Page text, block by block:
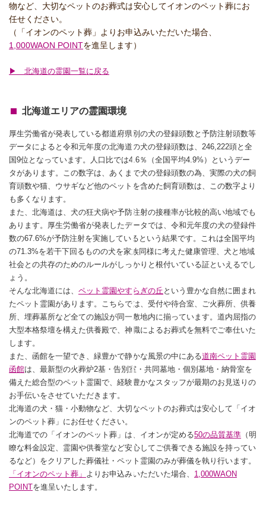
物など、大切なペットのお葬式は安心してイオンのペット葬にお
任せください。
（「イオンのペット葬」よりお申込みいただいた場合、
1,000WAON POINTを進呈します）
▶ 北海道の霊園一覧に戻る
北海道エリアの霊園環境
厚生労働省が発表している都道府県別の犬の登録頭数と予防注射頭数等
データによると令和元年度の北海道の犬の登録頭数は、246,222頭と全
国9位となっています。人口比では4.6％（全国平均4.9%）というデー
タがあります。この数字は、あくまで犬の登録頭数の為、実際の犬の飼
育頭数や猫、ウサギなど他のペットを含めた飼育頭数は、この数字より
も多くなります。
また、北海道は、犬の狂犬病や予防注射の接種率が比較的高い地域でも
あります。厚生労働省が発表したデータでは、令和元年度の犬の登録件
数の67.6%が予防注射を実施しているという結果です。これは全国平均
の71.3%を若干下回るものの犬を家族同様に考えた健康管理、犬と地域
社会との共存のためのルールがしっかりと根付いている証といえるでし
ょう。
そんな北海道には、 ペット霊園やすらぎの丘 という豊かな自然に囲まれ
たペット霊園があります。こちらでは、受付や待合室、ご火葬所、供養
所、埋葬墓所など全ての施設が同一敷地内に揃っています。道内屈指の
大型本格祭壇を構えた供養殿で、神職によるお葬式を無料でご奉仕いた
します。
また、函館を一望でき、緑豊かで静かな風景の中にある道南ペット霊園
函館は、最新型の火葬炉2基・告別室・共同墓地・個別墓地・納骨室を
備えた総合型のペット霊園で、経験豊かなスタッフが最期のお見送りの
お手伝いをさせていただきます。
北海道の犬・猫・小動物など、大切なペットのお葬式は安心して「イオ
ンのペット葬」にお任せください。
北海道での「イオンのペット葬」は、イオンが定める50の品質基準 （明
瞭な料金設定、霊園や供養堂など安心してご供養できる施設を持ってい
るなど）をクリアした葬儀社・ペット霊園のみが葬儀を執り行います。
「イオンのペット葬」 よりお申込みいただいた場合、 1,000WAON
POINTを進呈いたします。